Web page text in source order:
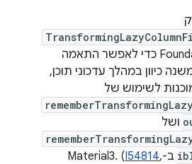
ב-Foundation כדי לאפשר התאמה
כיוון במהלך עדכוני תוכן,
לשימוש של
ב-Material3. ( I54814